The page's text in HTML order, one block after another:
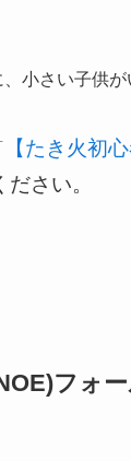
小さい子供
【たき火初
ださい。
フォ